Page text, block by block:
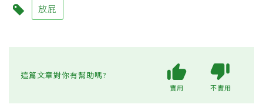
放屁
這篇文章對你有幫助嗎?
實用 不實用